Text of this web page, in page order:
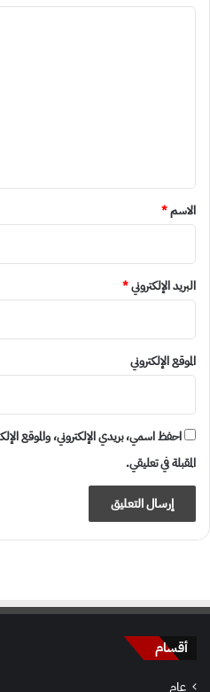
*
الاسم*
البريد الإلكتروني*
الموقع الإلكتروني
احفظ اسمي، بريدي الإلكتروني، والموقع
المقبلة في تعليقي.
أقسام
عام